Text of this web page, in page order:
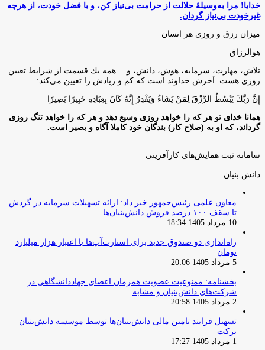
خدایا! مرا به‌وسیلۀ حلالت از حرامت بی‌نیاز کن، و با فضل خودت، از هرچه
غیرخودت بی‌نیاز گردان.
میزان رزق و روزی هر انسان
هوالرزاق
تلاش، مهارت، سرمايه، هوش، دانش، و… همه يك قسمت از شرايط تعيين
روزى هست. آخرش خداوند است كه كم و زيادش را تعيين مى‌كند:
إِنَّ رَبَّكَ يَبْسُطُ الرِّزْقَ لِمَنْ يَشَاءُ وَيَقْدِرُ إِنَّهُ كَانَ بِعِبَادِهِ خَبِيرًا بَصِيرًا
همانا خدای تو هر که را خواهد روزی وسیع دهد و هر که را خواهد تنگ روزی
گرداند، که او به (صلاح کار) بندگان خود کاملا آگاه و بصیر است.
سامانه ثبت همایش‌های کارآفرینی
دانش‌ بنیان‌
معاون علمی رئیس‌جمهور خبر داد: ارائه تسهیلات سرمایه در گردش
تا سقف ۱۰۰ درصد فروش دانش‌بنیان‌ها
10 مرداد 1405 18:34
راه‌اندازی دو صندوق جدید برای استارت‌آپ‌ها با اعتبار هزار میلیارد
تومان
5 مرداد 1405 20:06
بخشنامه: ممنوعیت عضویت همزمان اعضای جهاددانشگاهی در
شرکت‌های دانش‌بنیان و مشابه
2 مرداد 1405 20:58
تسهیل فرایند تامین مالی دانش‌بنیان‌ها توسط موسسه دانش‌بنیان
برکت
1 مرداد 1405 17:27